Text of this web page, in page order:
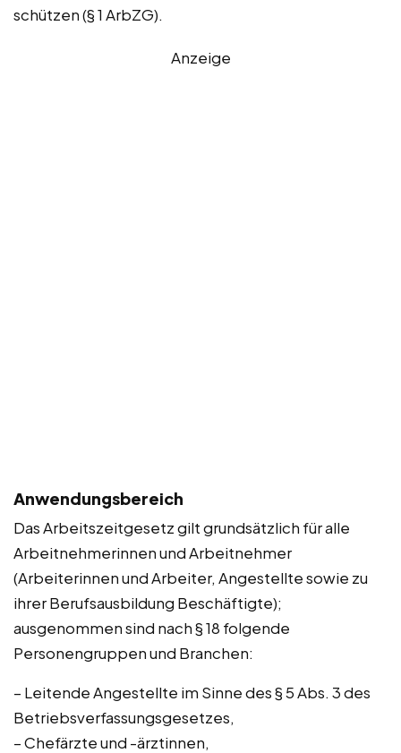
schützen (§ 1 ArbZG).
Anzeige
Anwendungsbereich
Das Arbeitszeitgesetz gilt grundsätzlich für alle
Arbeitnehmerinnen und Arbeitnehmer
(Arbeiterinnen und Arbeiter, Angestellte sowie zu
ihrer Berufsausbildung Beschäftigte);
ausgenommen sind nach § 18 folgende
Personengruppen und Branchen:
– Leitende Angestellte im Sinne des § 5 Abs. 3 des
Betriebsverfassungsgesetzes,
– Chefärzte und -ärztinnen,